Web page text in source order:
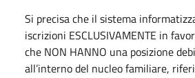
Si precisa che il sistema
iscrizioni ESCLUSIVAMENTE in
che NON HANNO una posizione
all’interno del nucleo familiare,